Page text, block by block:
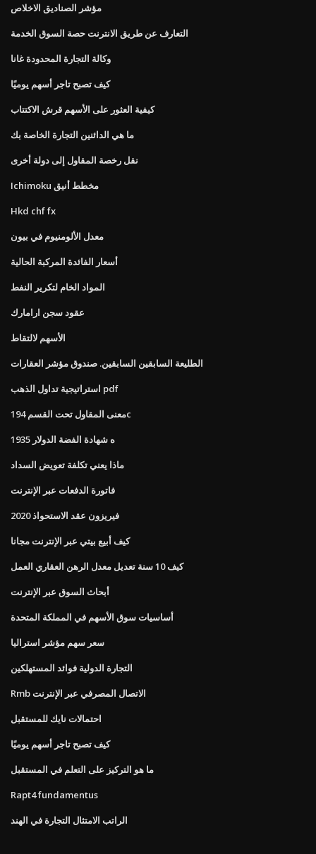
مؤشر الصناديق الاخلاص
التعارف عن طريق الانترنت حصة السوق الخدمة
وكالة التجارة المحدودة غانا
كيف تصبح تاجر أسهم يوميًا
كيفية العثور على الأسهم قرش الاكتتاب
ما هي الدائنين التجارة الخاصة بك
نقل رخصة المقاول إلى دولة أخرى
Ichimoku مخطط أنيق
Hkd chf fx
معدل الألومنيوم في بيون
أسعار الفائدة المركبة الحالية
المواد الخام لتكرير النفط
عقود سجن ارامارك
الأسهم لالتقاط
الطليعة السابقين السابقين. صندوق مؤشر العقارات
استراتيجية تداول الذهب pdf
معنى المقاول تحت القسم 194c
1935 ه شهادة الفضة الدولار
ماذا يعني تكلفة تعويض السداد
فاتورة الدفعات عبر الإنترنت
فيريزون عقد الاستحواذ 2020
كيف أبيع بيتي عبر الإنترنت مجانا
كيف 10 سنة تعديل معدل الرهن العقاري العمل
أبحاث السوق عبر الإنترنت
أساسيات سوق الأسهم في المملكة المتحدة
سعر سهم مؤشر استراليا
التجارة الدولية فوائد المستهلكين
Rmb الاتصال المصرفي عبر الإنترنت
احتمالات نايك للمستقبل
كيف تصبح تاجر أسهم يوميًا
ما هو التركيز على التعلم في المستقبل
Rapt4 fundamentus
الراتب الامتثال التجارة في الهند